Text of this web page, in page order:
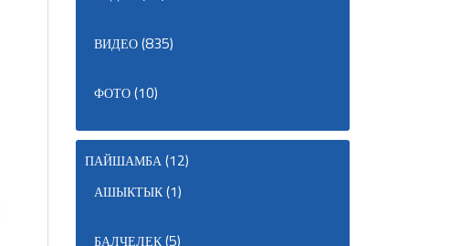
ВИДЕО(835)
ФОТО(10)
ПАЙШАМБА(12)
АШЫКТЫК(1)
БАЛЧЕЛЕК(5)